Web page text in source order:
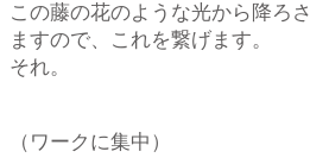
この藤の花のような光から降ろ
ますので、これを繋げます。
それ。
（ワークに集中）